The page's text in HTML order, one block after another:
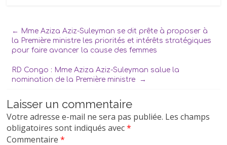
← Mme Aziza Aziz-Suleyman se dit prête à proposer à
la Première ministre les priorités et intérêts stratégiques
pour faire avancer la cause des femmes
RD Congo : Mme Aziza Aziz-Suleyman salue la
nomination de la Première ministre
→
Laisser un commentaire
Votre adresse e-mail ne sera pas publiée. Les champs
obligatoires sont indiqués avec*
Commentaire*